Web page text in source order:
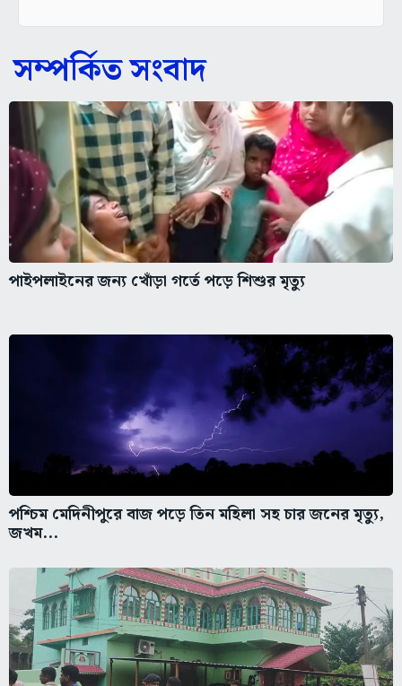
সম্পর্কিত সংবাদ
পাইপলাইনের জন্য খোঁড়া গর্তে পড়ে শিশুর মৃত্যু
পশ্চিম মেদিনীপুরে বাজ পড়ে তিন মহিলা সহ চার জনের মৃত্যু,
জখম...